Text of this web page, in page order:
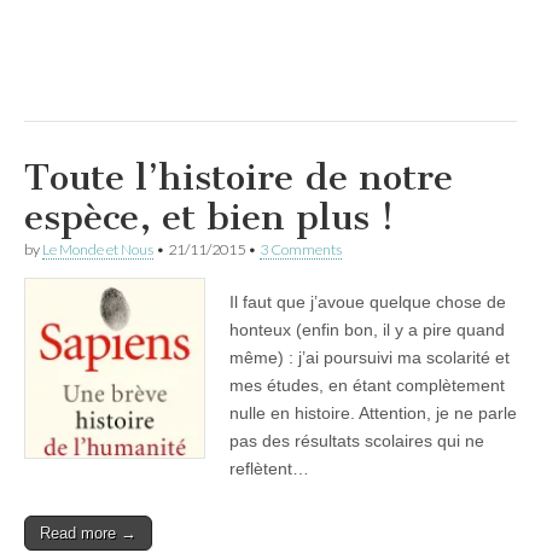
Toute l’histoire de notre
espèce, et bien plus !
by Le Monde et Nous • 21/11/2015 • 3 Comments
Il faut que j’avoue quelque chose de
honteux (enfin bon, il y a pire quand
même) : j’ai poursuivi ma scolarité et
mes études, en étant complètement
nulle en histoire. Attention, je ne parle
pas des résultats scolaires qui ne
reflètent…
Read more →